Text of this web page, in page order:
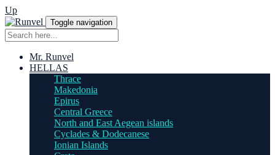
Up
Toggle navigation
Mr. Runvel
HELLAS
Thrace
Makedonia
Epirus
Central Greece
North and East Aegean islands
Cyclades & Dodecanese
Ionian Islands